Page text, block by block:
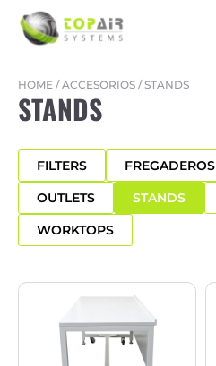
HOME /ACCESORIOS /STANDS
STANDS
FILTERS FREGADEROS
OUTLETS
STANDS
WORKTOPS